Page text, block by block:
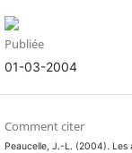
Publiée
01-03-2004
Comment citer
Peaucelle, J.-L. (2004). Les